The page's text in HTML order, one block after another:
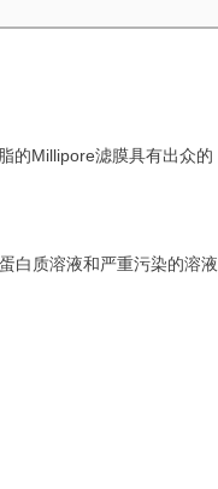
的Millipore滤膜具有出众的
白质溶液和严重污染的溶液